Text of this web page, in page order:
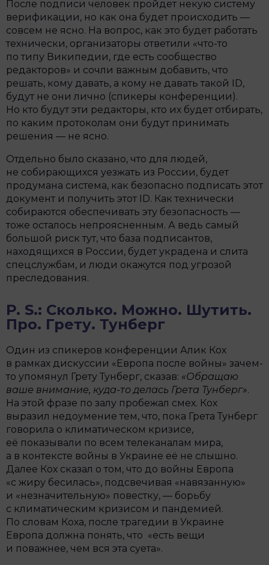
После подписи человек пройдет некую систему
верификации, но как она будет происходить —
совсем не ясно. На вопрос, как это будет работать
технически, организаторы ответили «что-то
по типу Википедии, где есть сообщество
редакторов» и сочли важным добавить, что
решать, кому давать, а кому не давать такой ID,
будут не они лично (спикеры конференции).
Но кто будут эти редакторы, кто их будет отбирать,
по каким протоколам они будут принимать
решения — не ясно.
Отдельно было сказано, что для людей,
не собирающихся уезжать из России, будет
продумана система, как безопасно подписать этот
документ и получить этот ID. Как технически
собираются обеспечивать эту безопасность —
тоже осталось непроясненным. А ведь самый
большой риск тут, что база подписантов,
находящихся в России, будет украдена и слита
спецслужбам, и люди окажутся под угрозой
преследования.
P. S.: Сколько. Можно. Шутить.
Про. Грету. Тунберг
Один из спикеров конференции Алик Кох
в рамках дискуссии «Европа после войны» зачем-
то упомянул Грету Тунберг, сказав: «Обращаю
ваше внимание, куда-то делась Грета Тунберг».
На этой фразе по залу пробежал смех. Кох
выразил недоумение тем, что, пока Грета Тунберг
говорила о климатическом кризисе,
её показывали по всем телеканалам мира,
а в контексте войны в Украине её не слышно.
Далее Кох сказал о том, что до войны Европа
«с жиру бесилась», подсвечивая «навязанную»
и «незначительную» повестку, — борьбу
с климатическим кризисом и пандемией.
По словам Коха, после трагедии в Украине
Европа должна понять, что «есть вещи
и поважнее, чем вся эта суета».